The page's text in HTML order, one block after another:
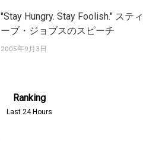
"Stay Hungry. Stay Foolish." スティ
ーブ・ジョブスのスピーチ
2005年9月3日
Ranking
Last 24 Hours